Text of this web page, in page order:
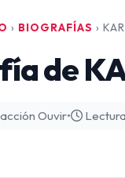
› BIOGRAFÍAS ›
de
Ouvir•